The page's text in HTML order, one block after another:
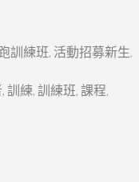
訓練班, 活動招募新生,
, 訓練, 訓練班, 課程,